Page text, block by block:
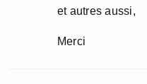
et autres aussi,
Merci